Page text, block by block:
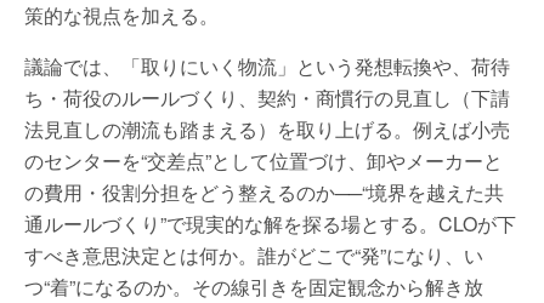
策的な視点を加える。
議論では、「取りにいく物流」という発想転換や、荷待
ち・荷役のルールづくり、契約・商慣行の見直し（下請
法見直しの潮流も踏まえる）を取り上げる。例えば小売
のセンターを“交差点”として位置づけ、卸やメーカーと
の費用・役割分担をどう整えるのか──“境界を越えた共
通ルールづくり”で現実的な解を探る場とする。CLOが下
すべき意思決定とは何か。誰がどこで“発”になり、い
つ“着”になるのか。その線引きを固定観念から解き放